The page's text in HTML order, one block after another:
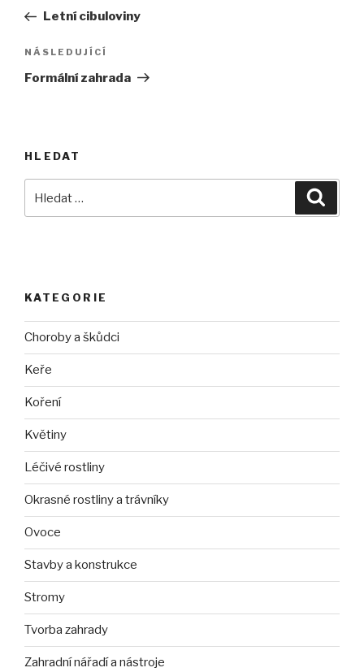
příspěvek
příspěvek
Letní cibuloviny
Následující
příspěvek
NÁSLEDUJÍCÍ
Formální zahrada
HLEDAT
KATEGORIE
Choroby a škůdci
Keře
Koření
Květiny
Léčivé rostliny
Okrasné rostliny a trávníky
Ovoce
Stavby a konstrukce
Stromy
Tvorba zahrady
Zahradní nářadí a nástroje